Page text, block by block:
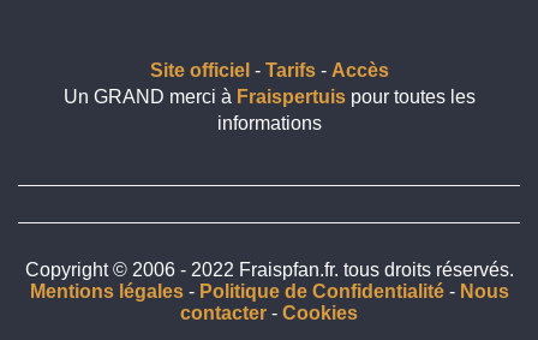
Site officiel - Tarifs- Accès
Un GRAND merci à Fraispertuispour toutes les
informations
Copyright © 2006 - 2022 Fraispfan.fr. tous droits réservés.
Mentions légales- Politique de Confidentialité- Nous
contacter - Cookies